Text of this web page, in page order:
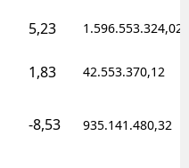
5,23 1.596.553.324,02
1,83 42.553.370,12
-8,53 935.141.480,32